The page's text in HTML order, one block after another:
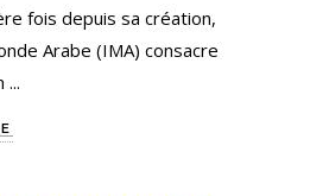
fois depuis sa création,
Arabe (IMA) consacre